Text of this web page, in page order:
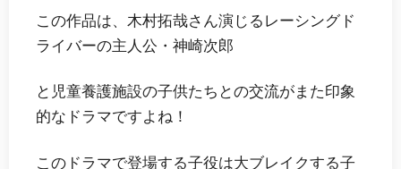
この作品は、木村拓哉さん演じるレーシングド
ライバーの主人公・神崎次郎
と児童養護施設の子供たちとの交流がまた印象
的なドラマですよね！
このドラマで登場する子役は大ブレイクする子